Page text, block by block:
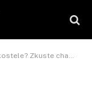
Zkuste champing